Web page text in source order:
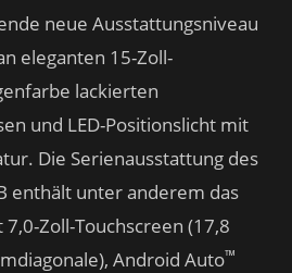
neue Ausstattungsniveau
eleganten 15-Zoll-
lackierten
und LED-Positionslicht mit
Die Serienausstattung des
enthält unter anderem das
7,0-Zoll-Touchscreen (17,8
Android Auto™